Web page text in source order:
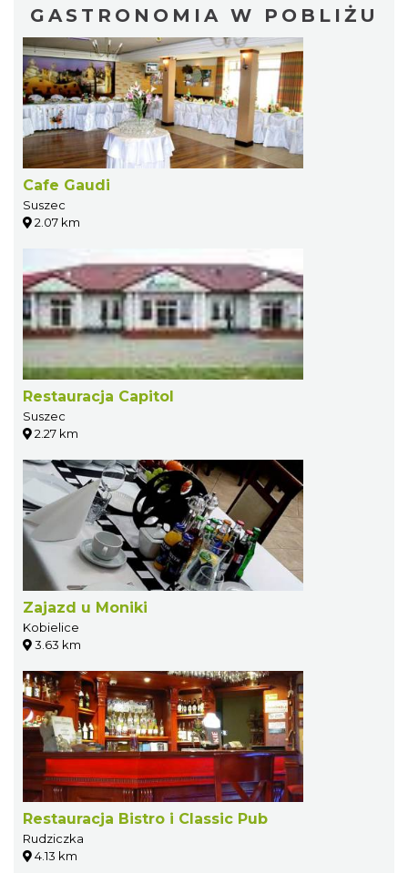
GASTRONOMIA W POBLIŻU
Cafe Gaudi
Suszec
2.07 km
Restauracja Capitol
Suszec
2.27 km
Zajazd u Moniki
Kobielice
3.63 km
Restauracja Bistro i Classic Pub
Rudziczka
4.13 km